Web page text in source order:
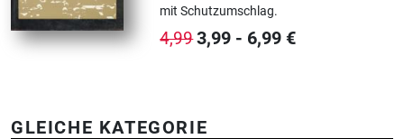
mit Schutzumschlag.
4,993,99 - 6,99 €
GLEICHE KATEGORIE